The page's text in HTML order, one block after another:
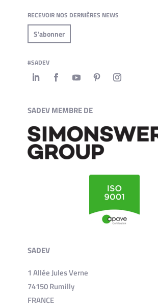
RECEVOIR NOS DERNIÈRES NEWS
S'abonner
#SADEV
SADEV MEMBRE DE
SADEV
1 Allée Jules Verne
74150 Rumilly
FRANCE